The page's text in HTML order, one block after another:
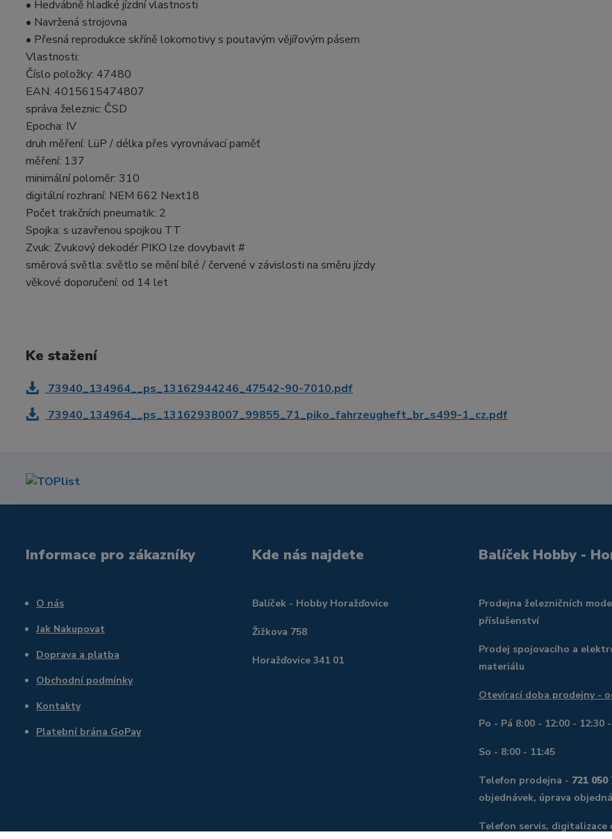
• Hedvábně hladké jízdní vlastnosti
• Navržená strojovna
• Přesná reprodukce skříně lokomotivy s poutavým vějířovým pásem
Vlastnosti:
Číslo položky: 47480
EAN: 4015615474807
správa železnic: ČSD
Epocha: IV
druh měření: LüP / délka přes vyrovnávací paměť
měření: 137
minimální poloměr: 310
digitální rozhraní: NEM 662 Next18
Počet trakčních pneumatik: 2
Spojka: s uzavřenou spojkou TT
Zvuk: Zvukový dekodér PIKO lze dovybavit #
směrová světla: světlo se mění bílé / červené v závislosti na směru jízdy
věkové doporučení: od 14 let
Ke stažení
73940_134964__ps_13162944246_47542-90-7010.pdf
73940_134964__ps_13162938007_99855_71_piko_fahrzeugheft_br_s499-1_cz.pdf
Informace pro zákazníky
O nás
Jak Nakupovat
Doprava a platba
Obchodní podmínky
Kontakty
Platební brána GoPay
Kde nás najdete
Balíček - Hobby Horažďovice
Žižkova 758
Horažďovice 341 01
Balíček Hobby -
Prodejna železničních
příslušenství
Prodej spojovacího a
materiálu
Otevírací doba prodejny -
Po - Pá 8:00 - 12:00 - 12:30
So - 8:00 - 11:45
Telefon prodejna - 721 050
objednávek, úprava
Telefon servis, digitalizace